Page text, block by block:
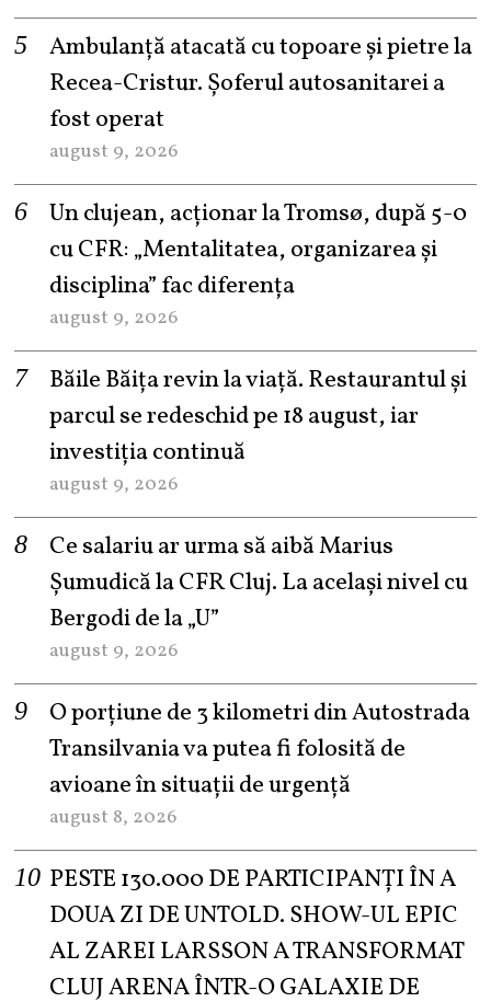
Ambulanță atacată cu topoare și pietre la
Recea-Cristur. Șoferul autosanitarei a
fost operat
august 9, 2026
Un clujean, acționar la Tromsø, după 5-0
cu CFR: „Mentalitatea, organizarea și
disciplina” fac diferența
august 9, 2026
Băile Băița revin la viață. Restaurantul și
parcul se redeschid pe 18 august, iar
investiția continuă
august 9, 2026
Ce salariu ar urma să aibă Marius
Șumudică la CFR Cluj. La același nivel cu
Bergodi de la „U”
august 9, 2026
O porțiune de 3 kilometri din Autostrada
Transilvania va putea fi folosită de
avioane în situații de urgență
august 8, 2026
PESTE 130.000 DE PARTICIPANȚI ÎN A
DOUA ZI DE UNTOLD. SHOW-UL EPIC
AL ZAREI LARSSON A TRANSFORMAT
CLUJ ARENA ÎNTR-O GALAXIE DE